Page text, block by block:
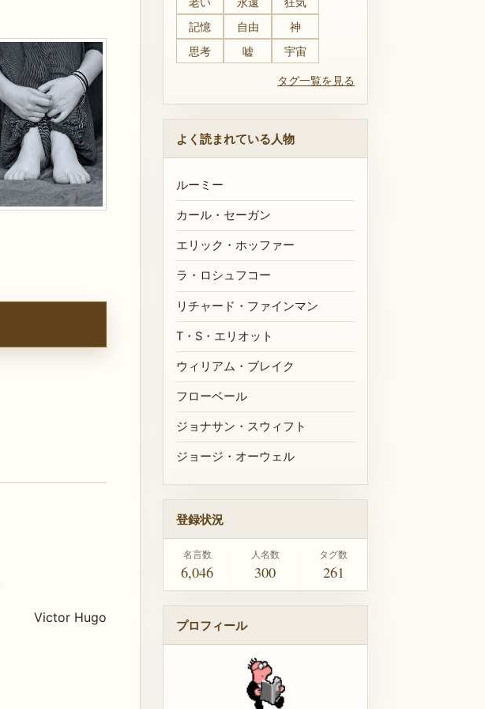
Victor Hugo
記憶
自由
神
思考
嘘 宇宙
タグ一覧を見る
よく読まれている人物
ルーミー
カール・セーガン
エリック・ホッファー
ラ・ロシュフコー
リチャード・ファインマン
T・S・エリオット
ウィリアム・ブレイク
フローベール
ジョナサン・スウィフト
ジョージ・オーウェル
登録状況
名言数
6,046
人名数
300
タグ数
261
プロフィール